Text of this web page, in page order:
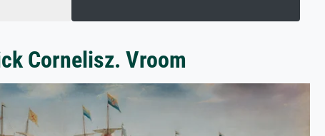
Cornelisz. Vroom